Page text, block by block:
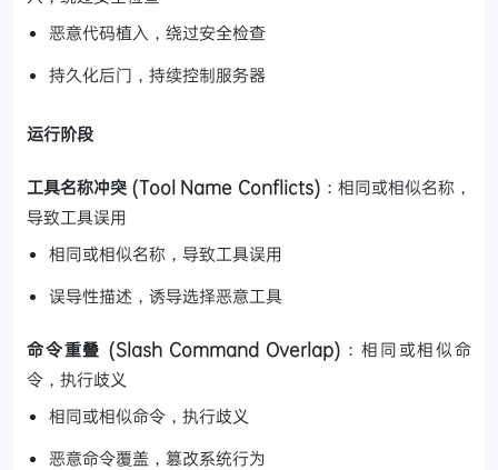
恶意代码植入，绕过安全检查
持久化后门，持续控制服务器
运行阶段
工具名称冲突 (Tool Name Conflicts) ：相同或相似名称，
导致工具误用
相同或相似名称，导致工具误用
误导性描述，诱导选择恶意工具
命令重叠 (Slash Command Overlap) ：相同或相似命
令，执行歧义
相同或相似命令，执行歧义
恶意命令覆盖，篡改系统行为